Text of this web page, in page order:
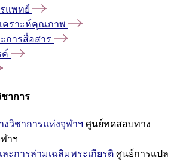
แพทย์
คราะห์คุณภาพ
การสื่อสาร
ค์
าการ
วิชาการแห่งจุฬาฯ ศูนย์ทดสอบทาง
าฯ
ะการล่ามเฉลิมพระเกียรติ ศูนย์การแปล